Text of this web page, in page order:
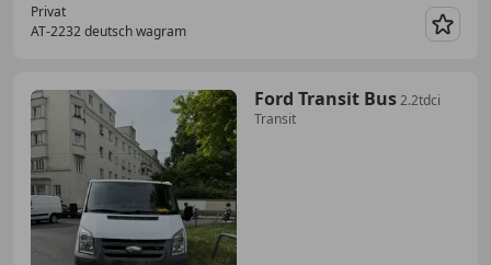
Privat
AT-2232 deutsch wagram
Ford Transit Bus2.2tdci
Transit